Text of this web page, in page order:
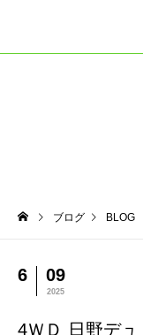
ブログ BLOG
6 09
2025
4ＷＤ 日野デ